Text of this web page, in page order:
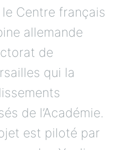
Centre français
allemande
de
qui la
de l’Académie.
est piloté par